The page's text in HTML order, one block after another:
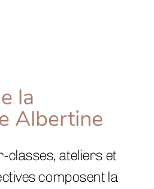
la
Albertine
classes, ateliers et
composent la